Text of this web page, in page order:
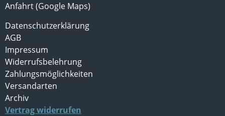
Anfahrt (Google Maps)
Datenschutzerklärung
AGB
Impressum
Widerrufsbelehrung
Zahlungsmöglichkeiten
Versandarten
Archiv
Vertrag widerrufen